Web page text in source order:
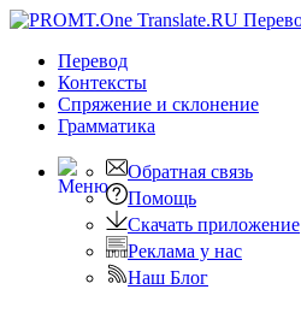
Перевод
Контексты
Спряжение и склонение
Грамматика
Обратная связь
Помощь
Скачать приложение
Реклама у нас
Наш Блог